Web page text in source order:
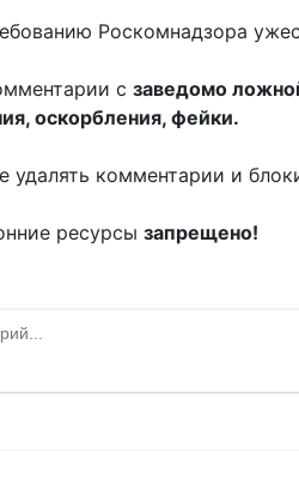
Роскомнадзора
с заведомо
оскорбления, фейки.
комментарии и
ресурсы запрещено!